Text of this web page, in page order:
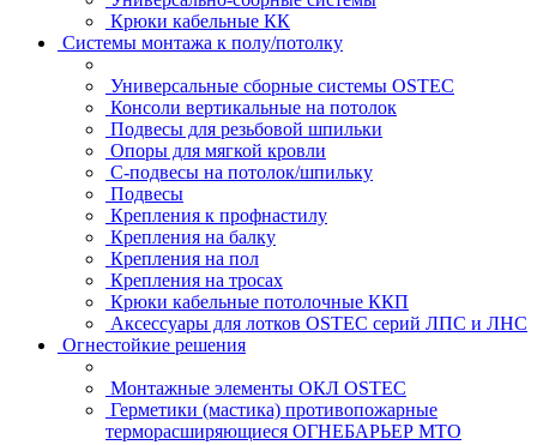
Крюки кабельные КК
Системы монтажа к полу/потолку
Универсальные сборные системы OSTEC
Консоли вертикальные на потолок
Подвесы для резьбовой шпильки
Опоры для мягкой кровли
С-подвесы на потолок/шпильку
Подвесы
Крепления к профнастилу
Крепления на балку
Крепления на пол
Крепления на тросах
Крюки кабельные потолочные ККП
Аксессуары для лотков OSTEC серий ЛПС и ЛНС
Огнестойкие решения
Монтажные элементы ОКЛ OSTEC
Герметики (мастика) противопожарные
терморасширяющиеся ОГНЕБАРЬЕР МТО